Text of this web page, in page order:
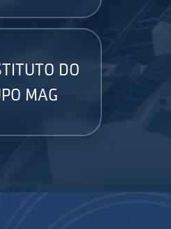
DO
MAG